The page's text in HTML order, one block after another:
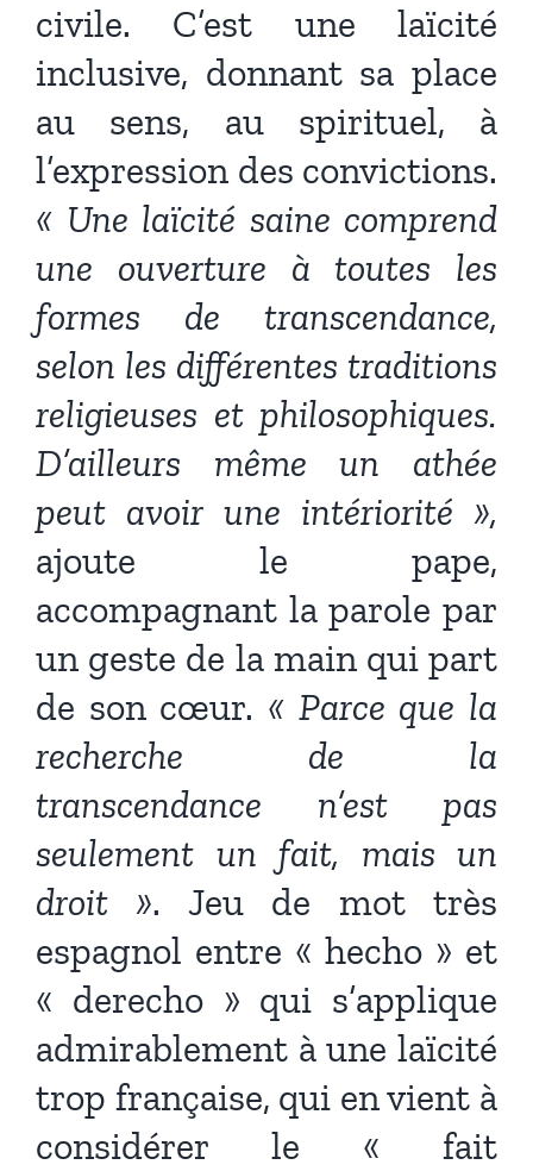
civile. C’est une laïcité
inclusive, donnant sa place
au sens, au spirituel, à
l’expression des convictions.
« Une laïcité saine comprend
une ouverture à toutes les
formes de transcendance,
selon les différentes traditions
religieuses et philosophiques.
D’ailleurs même un athée
peut avoir une intériorité »,
ajoute le pape,
accompagnant la parole par
un geste de la main qui part
de son cœur. « Parce que la
recherche de la
transcendance n’est pas
seulement un fait, mais un
droit ». Jeu de mot très
espagnol entre « hecho » et
« derecho » qui s’applique
admirablement à une laïcité
trop française, qui en vient à
considérer le « fait